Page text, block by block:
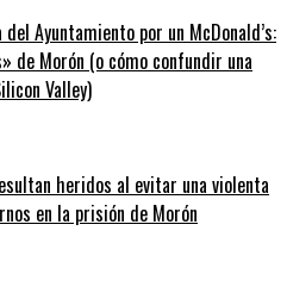
Ayuntamiento por un McDonald’s:
de Morón (o cómo confundir una
Valley)
heridos al evitar una violenta
en la prisión de Morón